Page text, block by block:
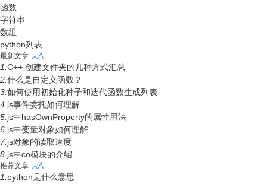
函数
字符串
数组
python列表
最新文章
1. C++ 创建文件夹的几种方式汇总
2. 什么是自定义函数？
3. 如何使用初始化种子和迭代函数生成列表
4. js事件委托如何理解
5. js中hasOwnProperty的属性用法
6. js中变量对象如何理解
7. js对象的读取速度
8. js中co模块的介绍
推荐文章
1. python是什么意思